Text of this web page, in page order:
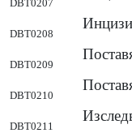
DBT0207
DBT0208
DBT0209
DBT0210
DBT0211